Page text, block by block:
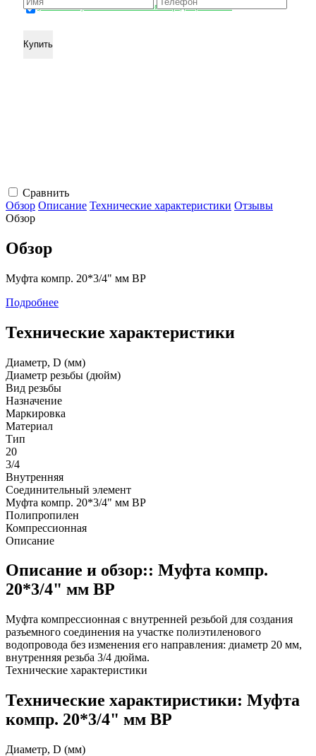
џ согласен с условиЯми политики конфиденциальности
Сравнить
Обзор Описание Технические характеристики Отзывы
Обзор
Обзор
Муфта компр. 20*3/4" мм ВР
Подробнее
Технические характеристики
Диаметр, D (мм)
Диаметр резьбы (дюйм)
Вид резьбы
Назначение
Маркировка
Материал
Тип
20
3/4
Внутренняя
Соединительный элемент
Муфта компр. 20*3/4" мм ВР
Полипропилен
Компрессионная
Описание
Описание и обзор:: Муфта компр.
20*3/4" мм ВР
Муфта компрессионная с внутренней резьбой для создания
разъемного соединения на участке полиэтиленового
водопровода без изменения его направления: диаметр 20 мм,
внутренняя резьба 3/4 дюйма.
Технические характеристики
Технические характиристики: Муфта
компр. 20*3/4" мм ВР
Диаметр, D (мм)